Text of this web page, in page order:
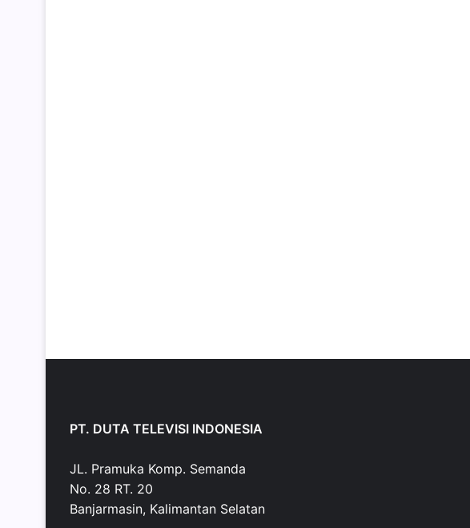
PT. DUTA TELEVISI INDONESIA
JL. Pramuka Komp. Semanda
No. 28 RT. 20
Banjarmasin, Kalimantan Selatan